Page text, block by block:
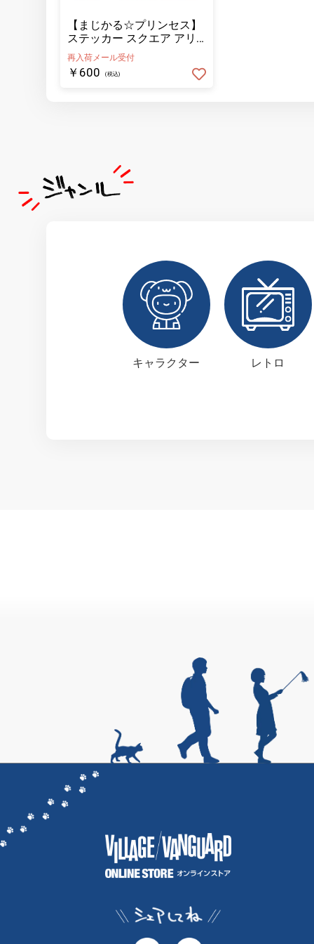
【まじかる☆プリンセス】
ステッカー スクエア アリ
ス
再入荷メール受付
￥600 (税込)
キャラクター レトロ